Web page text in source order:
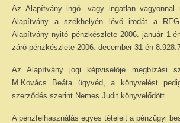
Az Alapítvány ingó- vagy ingatlan vagyonnal
Alapítvány a székhelyén lévő irodát a
Alapítvány nyitó pénzkészlete 2006. január 1-
záró pénzkészlete 2006. december 31-én
Az Alapítvány jogi képviselője megbízási
M.Kovács Beáta ügyvéd, a könyvelést
szerződés szerint Nemes Judit könyvelődött.
A pénzfelhasználás egyes tételeit a pénzügyi